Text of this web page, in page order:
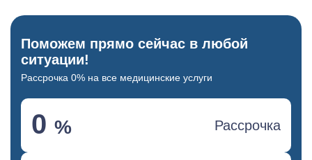
Поможем прямо сейчас в любой
ситуации!
Рассрочка 0% на все медицинские услуги
0 % Рассрочка